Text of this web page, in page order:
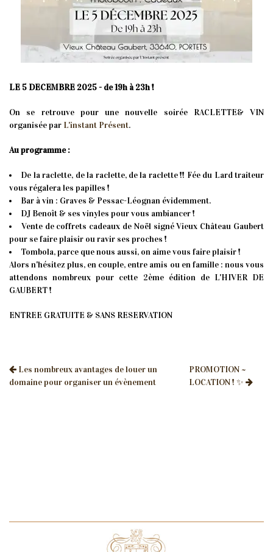
LE 5 DECEMBRE 2025 - de 19h à 23h !
On se retrouve pour une nouvelle soirée RACLETTE& VIN
organisée par L'instant Présent.
Au programme :
De la raclette, de la raclette, de la raclette !! Fée du Lard traiteur
vous régalera les papilles !
Bar à vin : Graves & Pessac-Léognan évidemment.
DJ Benoît & ses vinyles pour vous ambiancer !
Vente de coffrets cadeaux de Noël signé Vieux Château Gaubert
pour se faire plaisir ou ravir ses proches !
Tombola, parce que nous aussi, on aime vous faire plaisir !
Alors n'hésitez plus, en couple, entre amis ou en famille : nous vous
attendons nombreux pour cette 2ème édition de L'HIVER DE
GAUBERT !
ENTREE GRATUITE & SANS RESERVATION
Les nombreux avantages de louer un
domaine pour organiser un évènement
PROMOTION ~
LOCATION ! ✨